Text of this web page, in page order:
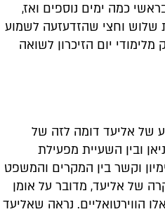
כמה ימים נוספים ואז,
שלוש וחצי שהזדעזעה לשמוע
יום הזיכרון לשואה
של אליעד דומה לזה של
ובין השעיית מפעילת
וקשר בין המקרים והמשפט
של אליעד, מדובר על אומן
הווירטואליים. נראה שאליעד